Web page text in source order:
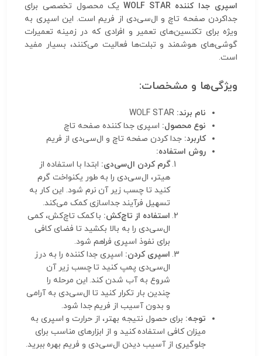
اسپری جدا کننده WOLF STAR
یک محصول تخصصی برای
جداکردن صفحه تاچ و ال‌سی‌دی از فریم است. این اسپری به
ویژه برای تکنسین‌های تعمیر و افرادی که در زمینه تعمیرات
گوشی‌های هوشمند و تبلت‌ها فعالیت می‌کنند، بسیار مفید
است.
ویژگی‌ها و مشخصات:
نام برند:
نوع محصول: اسپری جدا کننده صفحه تاچ
کاربرد: جدا کردن صفحه تاچ و ال‌سی‌دی از فریم
روش استفاده:
گرم کردن ال‌سی‌دی: ابتدا با استفاده از
هیتر، ال‌سی‌دی را به طور یکنواخت گرم
کنید تا چسب زیر آن نرم شود. این کار به
تسهیل فرآیند جداسازی کمک می‌کند.
استفاده از تاچ‌کش: با کمک تاچ‌کش، کمی
ال‌سی‌دی را به بالا بکشید تا فضای کافی
برای نفوذ اسپری فراهم شود.
اسپری کردن: اسپری جدا کننده را به درز
ال‌سی‌دی پمپ کنید تا چسب زیر آن
شروع به آب شدن کند. این مرحله را
چندین بار تکرار کنید تا ال‌سی‌دی به آرامی
و بدون آسیب از فریم جدا شود.
توجه: برای حصول نتیجه بهتر، از حرارت و اسپری به
میزان کافی استفاده کنید و از ابزارهای مناسب برای
جلوگیری از آسیب دیدن ال‌سی‌دی و فریم بهره ببرید.